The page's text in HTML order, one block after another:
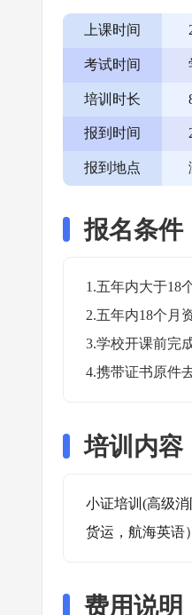
上课时间
考试时间
培训时长
报到时间
报到地点
报名条件
1.五年内大于18
2.五年内18个月
3.学校开课前完
4.携带证书原件
培训内容
小证培训(高级
货运，航海英语
费用说明